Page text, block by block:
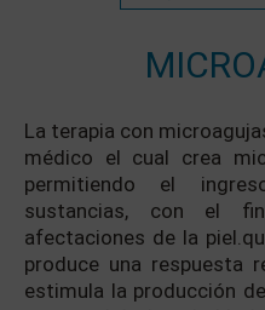
La terapia con
médico el cual crea
permitiendo el
sustancias, con el
afectaciones de la
produce una respuesta
estimula la producción